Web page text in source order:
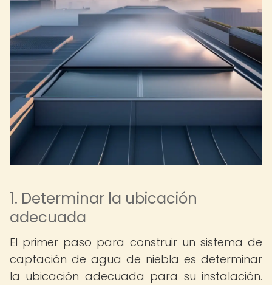
1. Determinar la ubicación
adecuada
El primer paso para construir un sistema de
captación de agua de niebla es determinar
la ubicación adecuada para su instalación.